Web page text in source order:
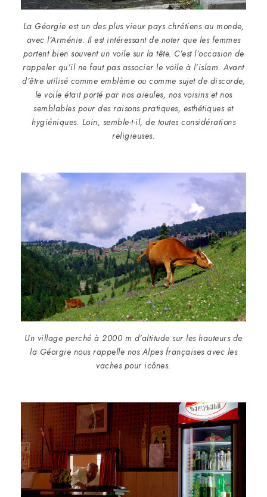
La Géorgie est un des plus vieux pays chrétiens au monde,
avec l’Arménie. Il est intéressant de noter que les femmes
portent bien souvent un voile sur la tête. C’est l’occasion de
rappeler qu’il ne faut pas associer le voile à l’islam. Avant
d’être utilisé comme emblème ou comme sujet de discorde,
le voile était porté par nos aïeules, nos voisins et nos
semblables pour des raisons pratiques, esthétiques et
hygiéniques. Loin, semble-t-il, de toutes considérations
religieuses.
Un village perché à 2000 m d’altitude sur les hauteurs de
la Géorgie nous rappelle nos Alpes françaises avec les
vaches pour icônes.